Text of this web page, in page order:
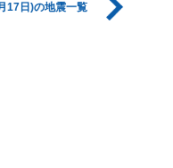
17日)の地震一覧